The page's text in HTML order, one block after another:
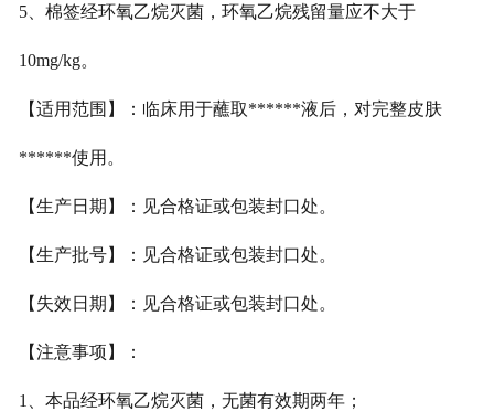
5、棉签经环氧乙烷灭菌，环氧乙烷残留量应不大于
10mg/kg。
【适用范围】：临床用于蘸取******液后，对完整皮肤
******使用。
【生产日期】：见合格证或包装封口处。
【生产批号】：见合格证或包装封口处。
【失效日期】：见合格证或包装封口处。
【注意事项】：
1、本品经环氧乙烷灭菌，无菌有效期两年；